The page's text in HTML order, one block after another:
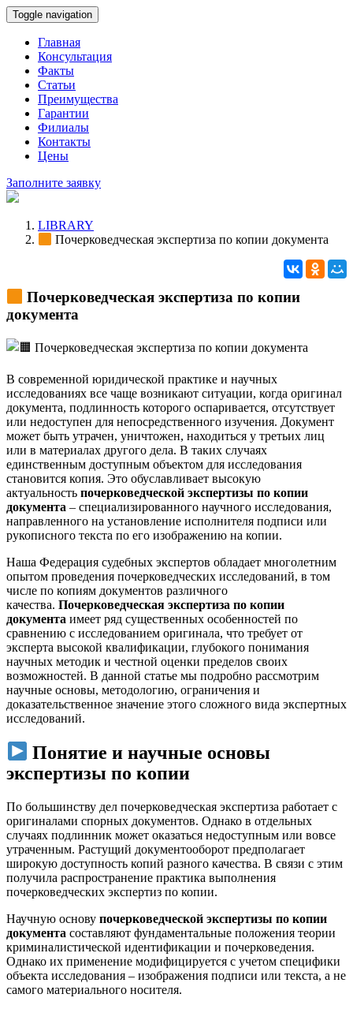
Toggle navigation
Главная
Консультация
Факты
Статьи
Преимущества
Гарантии
Филиалы
Контакты
Цены
Заполните заявку
LIBRARY
Почерковедческая экспертиза по копии документа
Почерковедческая экспертиза по копии
документа
В современной юридической практике и научных
исследованиях все чаще возникают ситуации, когда оригинал
документа, подлинность которого оспаривается, отсутствует
или недоступен для непосредственного изучения. Документ
может быть утрачен, уничтожен, находиться у третьих лиц
или в материалах другого дела. В таких случаях
единственным доступным объектом для исследования
становится копия. Это обуславливает высокую
актуальность почерковедческой экспертизы по копии
документа – специализированного научного исследования,
направленного на установление исполнителя подписи или
рукописного текста по его изображению на копии.
Наша Федерация судебных экспертов обладает многолетним
опытом проведения почерковедческих исследований, в том
числе по копиям документов различного
качества. Почерковедческая экспертиза по копии
документа имеет ряд существенных особенностей по
сравнению с исследованием оригинала, что требует от
эксперта высокой квалификации, глубокого понимания
научных методик и честной оценки пределов своих
возможностей. В данной статье мы подробно рассмотрим
научные основы, методологию, ограничения и
доказательственное значение этого сложного вида экспертных
исследований.
Понятие и научные основы
экспертизы по копии
По большинству дел почерковедческая экспертиза работает с
оригиналами спорных документов. Однако в отдельных
случаях подлинник может оказаться недоступным или вовсе
утраченным. Растущий документооборот предполагает
широкую доступность копий разного качества. В связи с этим
получила распространение практика выполнения
почерковедческих экспертиз по копии.
Научную основу почерковедческой экспертизы по копии
документа составляют фундаментальные положения теории
криминалистической идентификации и почерковедения.
Однако их применение модифицируется с учетом специфики
объекта исследования – изображения подписи или текста, а не
самого материального носителя.